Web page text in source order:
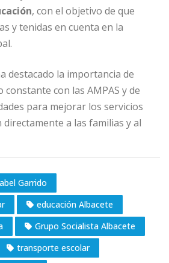
, con el objetivo de que
y tenidas en cuenta en la
destacado la importancia de
con las AMPAS y de
para mejorar los servicios
a las familias y al
Garrido
educación Albacete
Grupo Socialista Albacete
transporte escolar